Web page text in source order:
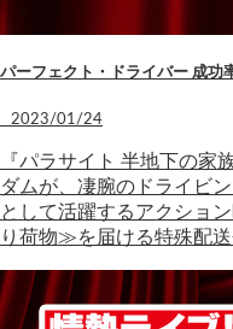
パーフェクト・ドライバー 成功
2023/01/24
『パラサイト 半地下の家
ダムが、凄腕のドライビ
として活躍するアクショ
り荷物≫を届ける特殊配